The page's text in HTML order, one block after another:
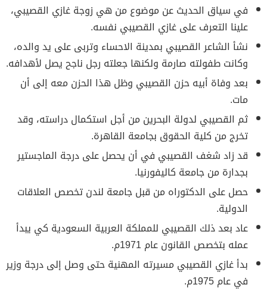
في سياق الحديث عن موضوع من هي زوجة غازي القصيبي،
علينا التعرف على غازي القصيبي نفسه.
نشأ الشاعر القصيبي بمدينة الاحساء وتربى على يد والده،
وكانت طفولته صارمة ولكنها جعلته رجل ناجح يصل لأهدافه.
بعد وفاة أبيه حزن القصيبي وظل هذا الحزن معه إلى أن
مات.
ثم القصيبي لدولة البحرين من أجل استكمال دراسته، وقد
تخرج من كلية الحقوق بجامعة القاهرة.
قد زاد شغف القصيبي في أن يحصل على درجة الماجستير
بجدارة من جامعة كاليفورنيا.
حصل على الدكتوراه من قبل جامعة لندن تخصص العلاقات
الدولية.
عاد بعد ذلك القصيبي للمملكة العربية السعودية كي يبدأ
عمله بتخصص القانون عام 1971م.
بدأ غازي القصيبي مسيرته المهنية حتى وصل إلى درجة وزير
في عام 1975م.